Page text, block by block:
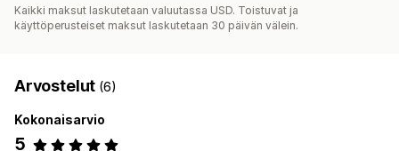
Kaikki maksut laskutetaan valuutassa USD. Toistuvat ja
käyttöperusteiset maksut laskutetaan 30 päivän välein.
Arvostelut (6)
Kokonaisarvio
5